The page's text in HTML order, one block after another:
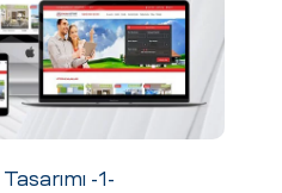
-1-